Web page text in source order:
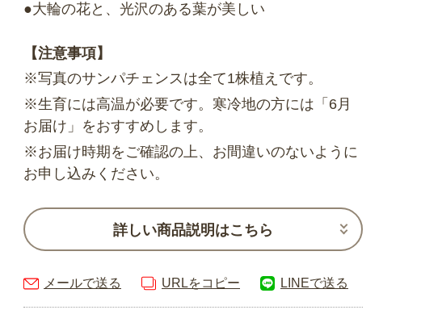
●大輪の花と、光沢のある葉が美しい
【注意事項】
※写真のサンパチェンスは全て1株植えです。
※生育には高温が必要です。寒冷地の方には「6月
お届け」をおすすめします。
※お届け時期をご確認の上、お間違いのないように
お申し込みください。
詳しい商品説明はこちら
メールで送る URLをコピー LINEで送る